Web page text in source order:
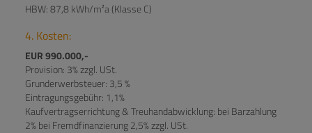
HBW: 87,8 kWh/m²a (Klasse C)
4. Kosten:
EUR 990.000,-
Provision: 3% zzgl. USt.
Grunderwerbsteuer: 3,5 %
Eintragungsgebühr: 1,1%
Kaufvertragserrichtung & Treuhandabwicklung: bei Barzahlung
2% bei Fremdfinanzierung 2,5% zzgl. USt.